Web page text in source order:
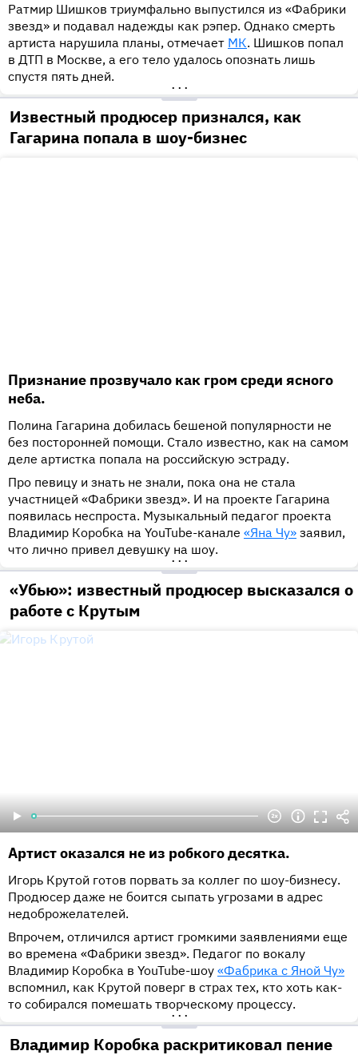
Ратмир Шишков триумфально выпустился из «Фабрики
звезд» и подавал надежды как рэпер. Однако смерть
артиста нарушила планы, отмечает МК. Шишков попал
в ДТП в Москве, а его тело удалось опознать лишь
спустя пять дней.
•••
Известный продюсер признался, как
Гагарина попала в шоу-бизнес
Признание прозвучало как гром среди ясного
неба.
Полина Гагарина добилась бешеной популярности не
без посторонней помощи. Стало известно, как на самом
деле артистка попала на российскую эстраду.
Про певицу и знать не знали, пока она не стала
участницей «Фабрики звезд». И на проекте Гагарина
появилась неспроста. Музыкальный педагог проекта
Владимир Коробка на YouTube-канале «Яна Чу» заявил,
что лично привел девушку на шоу.
•••
«Убью»: известный продюсер высказался о
работе с Крутым
Артист оказался не из робкого десятка.
Игорь Крутой готов порвать за коллег по шоу-бизнесу.
Продюсер даже не боится сыпать угрозами в адрес
недоброжелателей.
Впрочем, отличился артист громкими заявлениями еще
во времена «Фабрики звезд». Педагог по вокалу
Владимир Коробка в YouTube-шоу «Фабрика с Яной Чу»
вспомнил, как Крутой поверг в страх тех, кто хоть как-
то собирался помешать творческому процессу.
•••
Владимир Коробка раскритиковал пение